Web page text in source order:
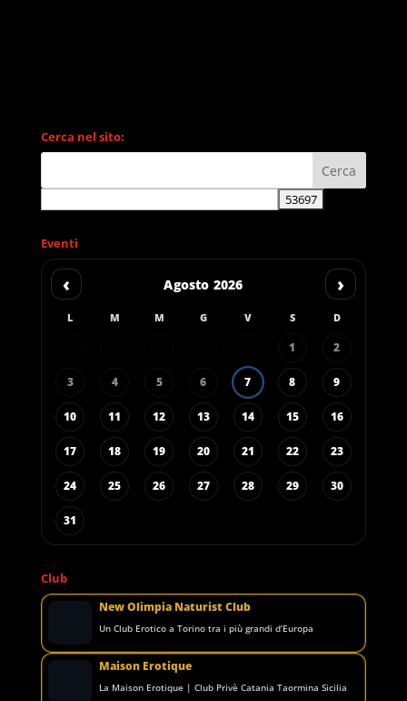
Cerca nel sito:
Eventi
‹ Agosto 2026 ›
L M M G V S D
1 2
3 4 5 6 7 8 9
10 11 12 13 14 15 16
17 18 19 20 21 22 23
24 25 26 27 28 29 30
31
Club
New Olimpia Naturist Club
Un Club Erotico a Torino tra i più grandi d’Europa
Maison Erotique
La Maison Erotique | Club Privè Catania Taormina Sicilia